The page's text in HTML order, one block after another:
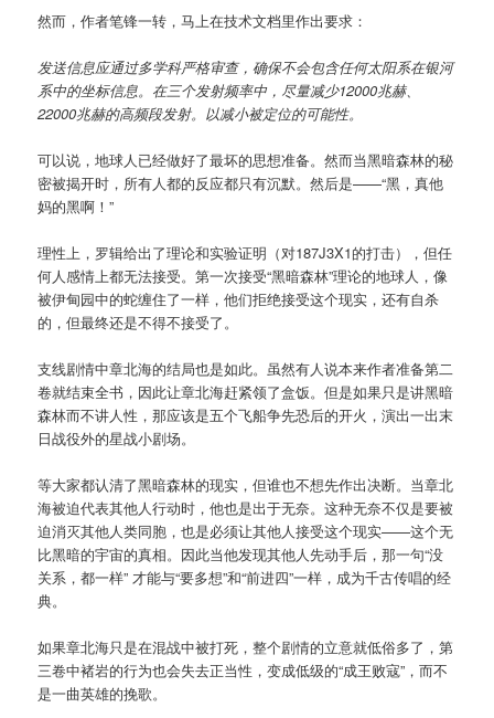
然而，作者笔锋一转，马上在技术文档里作出要求：
发送信息应通过多学科严格审查，确保不会包含任何太阳系在银河
系中的坐标信息。在三个发射频率中，尽量减少12000兆赫、
22000兆赫的高频段发射。以减小被定位的可能性。
可以说，地球人已经做好了最坏的思想准备。然而当黑暗森林的秘
密被揭开时，所有人都的反应都只有沉默。然后是——“黑，真他
妈的黑啊！”
理性上，罗辑给出了理论和实验证明（对187J3X1的打击），但任
何人感情上都无法接受。第一次接受“黑暗森林”理论的地球人，像
被伊甸园中的蛇缠住了一样，他们拒绝接受这个现实，还有自杀
的，但最终还是不得不接受了。
支线剧情中章北海的结局也是如此。虽然有人说本来作者准备第二
卷就结束全书，因此让章北海赶紧领了盒饭。但是如果只是讲黑暗
森林而不讲人性，那应该是五个飞船争先恐后的开火，演出一出末
日战役外的星战小剧场。
等大家都认清了黑暗森林的现实，但谁也不想先作出决断。当章北
海被迫代表其他人行动时，他也是出于无奈。这种无奈不仅是要被
迫消灭其他人类同胞，也是必须让其他人接受这个现实——这个无
比黑暗的宇宙的真相。因此当他发现其他人先动手后，那一句“没
关系，都一样” 才能与“要多想”和“前进四”一样，成为千古传唱的经
典。
如果章北海只是在混战中被打死，整个剧情的立意就低俗多了，第
三卷中褚岩的行为也会失去正当性，变成低级的“成王败寇”，而不
是一曲英雄的挽歌。